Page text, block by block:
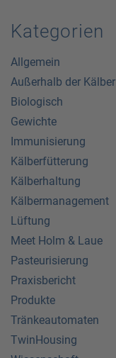
Kategorien
Allgemein
Außerhalb der Kälber
Biologisch
Gewichte
Immunisierung
Kälberfütterung
Kälberhaltung
Kälbermanagement
Lüftung
Meet Holm & Laue
Pasteurisierung
Praxisbericht
Produkte
Tränkeautomaten
TwinHousing